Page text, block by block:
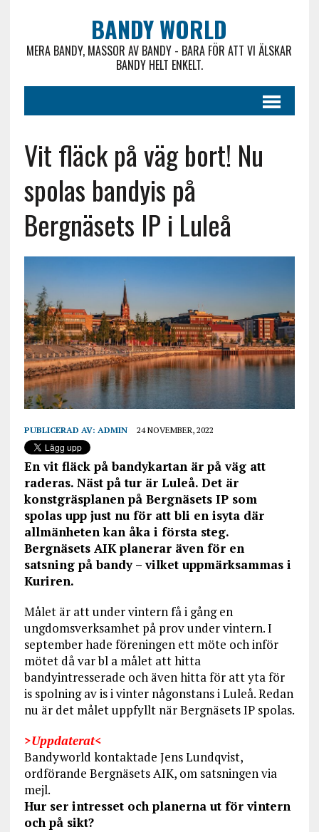
BANDY WORLD
MERA BANDY, MASSOR AV BANDY - BARA FÖR ATT VI ÄLSKAR
BANDY HELT ENKELT.
Vit fläck på väg bort! Nu
spolas bandyis på
Bergnäsets IP i Luleå
PUBLICERAD AV: ADMIN 24 NOVEMBER, 2022
En vit fläck på bandykartan är på väg att
raderas. Näst på tur är Luleå. Det är
konstgräsplanen på Bergnäsets IP som
spolas upp just nu för att bli en isyta där
allmänheten kan åka i första steg.
Bergnäsets AIK planerar även för en
satsning på bandy – vilket uppmärksammas i
Kuriren.
Målet är att under vintern få i gång en
ungdomsverksamhet på prov under vintern. I
september hade föreningen ett möte och inför
mötet då var bl a målet att hitta
bandyintresserade och även hitta för att yta för
is spolning av is i vinter någonstans i Luleå. Redan
nu är det målet uppfyllt när Bergnäsets IP spolas.
>Uppdaterat<
Bandyworld kontaktade Jens Lundqvist,
ordförande Bergnäsets AIK, om satsningen via
mejl.
Hur ser intresset och planerna ut för vintern
och på sikt?